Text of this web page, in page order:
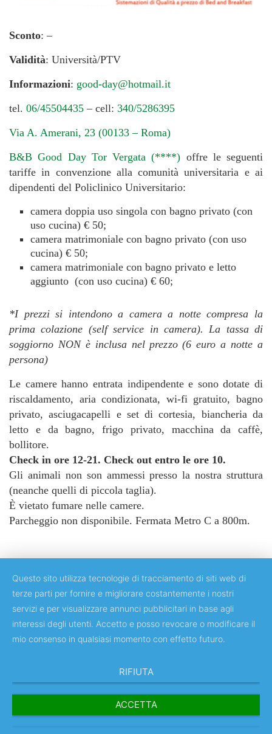
Sconto: –
Validità: Università/PTV
Informazioni: good-day@hotmail.it
tel. 06/45504435 – cell: 340/5286395
Via A. Amerani, 23 (00133 – Roma)
B&B Good Day Tor Vergata (****) offre le seguenti
tariffe in convenzione alla comunità universitaria e ai
dipendenti del Policlinico Universitario:
camera doppia uso singola con bagno privato (con
uso cucina) € 50;
camera matrimoniale con bagno privato (con uso
cucina) € 50;
camera matrimoniale con bagno privato e letto
aggiunto (con uso cucina) € 60;
*I prezzi si intendono a camera a notte compresa la
prima colazione (self service in camera). La tassa di
soggiorno NON è inclusa nel prezzo (6 euro a notte a
persona)
Le camere hanno entrata indipendente e sono dotate di
riscaldamento, aria condizionata, wi-fi gratuito, bagno
privato, asciugacapelli e set di cortesia, biancheria da
letto e da bagno, frigo privato, macchina da caffè,
bollitore.
Check in ore 12-21. Check out entro le ore 10.
Gli animali non son ammessi presso la nostra struttura
(neanche quelli di piccola taglia).
È vietato fumare nelle camere.
Parcheggio non disponibile. Fermata Metro C a 800m.
Copyright © 2018 Università degli Studi di Roma "Tor Vergata"
Questo sito utilizza tecnologie di tracciamento di siti web di
terze parti per fornire e migliorare costantemente i nostri
servizi e per visualizzare annunci pubblicitari in base agli
interessi degli utenti. Accetto e posso revocare o modificare il
mio consenso in qualsiasi momento con effetto futuro.
RIFIUTA
ACCETTA